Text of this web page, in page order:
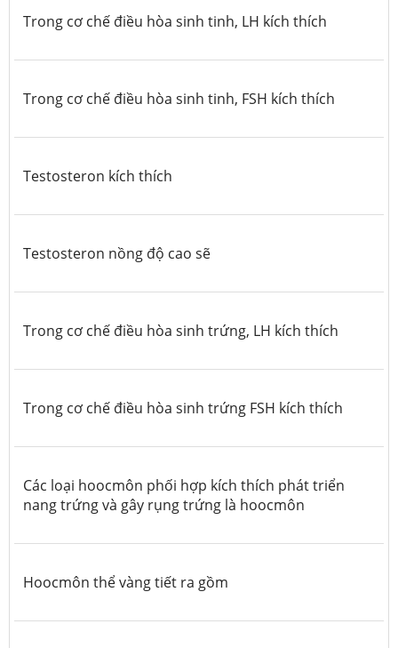
Trong cơ chế điều hòa sinh tinh, LH kích thích
Trong cơ chế điều hòa sinh tinh, FSH kích thích
Testosteron kích thích
Testosteron nồng độ cao sẽ
Trong cơ chế điều hòa sinh trứng, LH kích thích
Trong cơ chế điều hòa sinh trứng FSH kích thích
Các loại hoocmôn phối hợp kích thích phát triển
nang trứng và gây rụng trứng là hoocmôn
Hoocmôn thể vàng tiết ra gồm